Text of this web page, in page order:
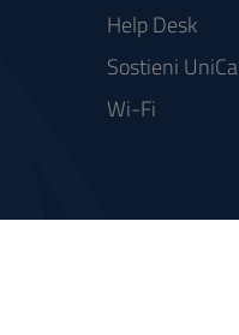
Help Desk
Sostieni UniCa
Wi-Fi